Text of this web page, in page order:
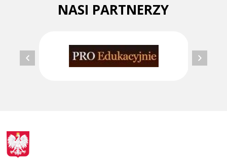
NASI PARTNERZY